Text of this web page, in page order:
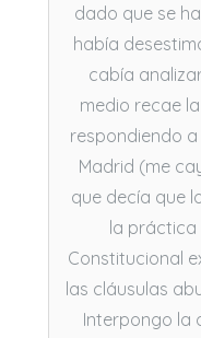
dado que se
había
cabía
medio recae
respondiendo
Madrid (me
que decía que
la práctica
Constitucional
las cláusulas
Interpongo la